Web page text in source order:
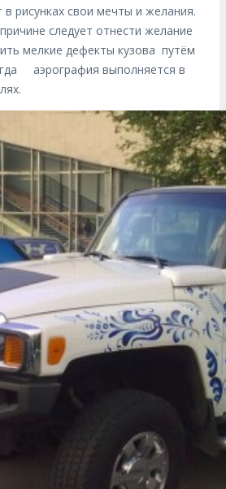
рисунках свои мечты и желания.
следует отнести желание
мелкие дефекты кузова путём
аэрография выполняется в